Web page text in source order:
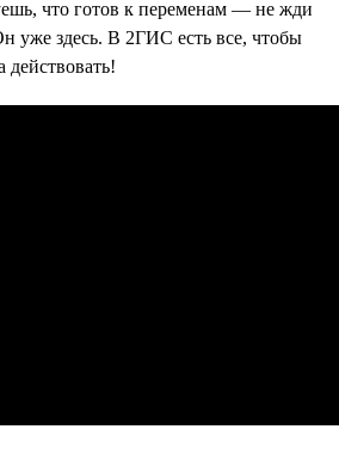
что готов к переменам — не жди
уже здесь. В 2ГИС есть все, чтобы
действовать!